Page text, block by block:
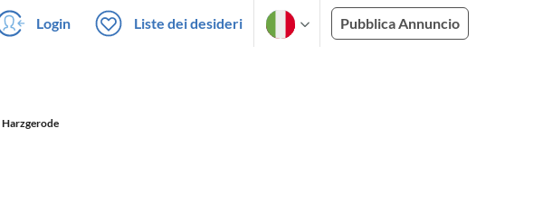
Login Liste dei desideri Pubblica Annuncio
Harzgerode